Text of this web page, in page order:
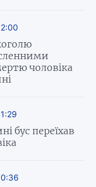
чоловіка
бус переїхав